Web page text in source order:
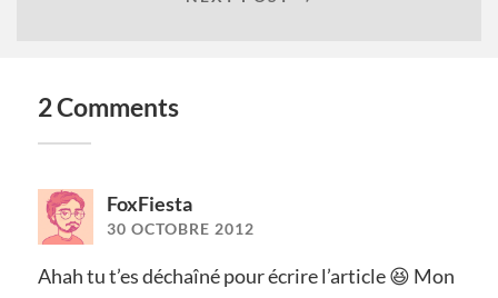
2 Comments
FoxFiesta
30 OCTOBRE 2012
Ahah tu t’es déchaîné pour écrire l’article 😆 Mon